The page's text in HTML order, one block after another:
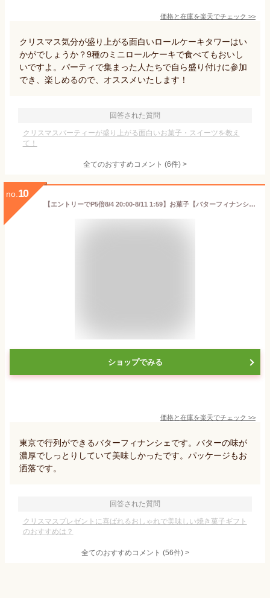
価格と在庫を楽天でチェック >>
クリスマス気分が盛り上がる面白いロールケーキタワーはい
かがでしょうか？9種のミニロールケーキで食べてもおいし
いですよ。パーティで集まった人たちで自ら盛り付けに参加
でき、楽しめるので、オススメいたします！
回答された質問
クリスマスパーティーが盛り上がる面白いお菓子・スイーツを教え
て！
全てのおすすめコメント (6件) >
no. 10
【エントリーでP5倍8/4 20:00-8/11 1:59】お菓子【バターフィナンシェ4個入】個包装 スイーツ ギフト フィナンシェ 焼き菓子 洋菓子 内祝い お祝い 出産祝い お礼 可愛い 職場 退職 菓子折り ご挨拶 東京 お土産 プレゼント バターバトラー お中元 夏ギフト 暑中見舞い
ショップでみる
価格と在庫を楽天でチェック >>
東京で行列ができるバターフィナンシェです。バターの味が
濃厚でしっとりしていて美味しかったです。パッケージもお
洒落です。
回答された質問
クリスマスプレゼントに喜ばれるおしゃれで美味しい焼き菓子ギフト
のおすすめは？
全てのおすすめコメント (56件) >